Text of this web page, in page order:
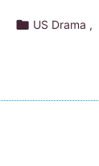
 US Drama ,